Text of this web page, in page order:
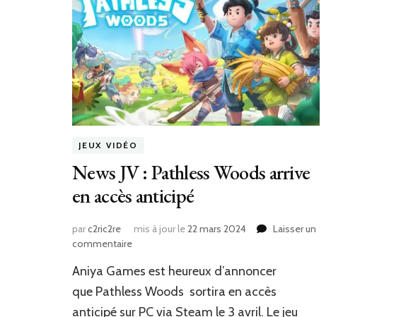
JEUX VIDÉO
News JV : Pathless Woods arrive
en accès anticipé
parc2ric2re mis à jour le22 mars 2024
Laisser un
commentairesur
JV
:
Aniya Games est heureux d’annoncer
que Pathless Woods sortira en accès
anticipé sur PC via Steam le 3 avril. Le jeu